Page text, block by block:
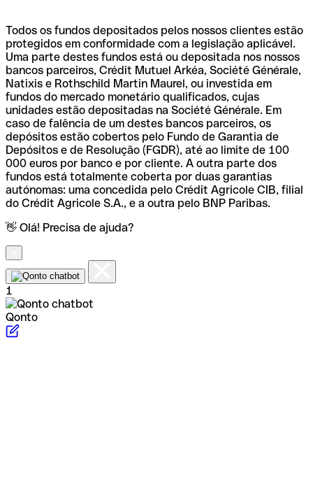
Todos os fundos depositados pelos nossos clientes estão
protegidos em conformidade com a legislação aplicável.
Uma parte destes fundos está ou depositada nos nossos
bancos parceiros, Crédit Mutuel Arkéa, Société Générale,
Natixis e Rothschild Martin Maurel, ou investida em
fundos do mercado monetário qualificados, cujas
unidades estão depositadas na Société Générale. Em
caso de falência de um destes bancos parceiros, os
depósitos estão cobertos pelo Fundo de Garantia de
Depósitos e de Resolução (FGDR), até ao limite de 100
000 euros por banco e por cliente. A outra parte dos
fundos está totalmente coberta por duas garantias
autónomas: uma concedida pelo Crédit Agricole CIB, filial
do Crédit Agricole S.A., e a outra pelo BNP Paribas.
👋 Olá! Precisa de ajuda?
1
Qonto